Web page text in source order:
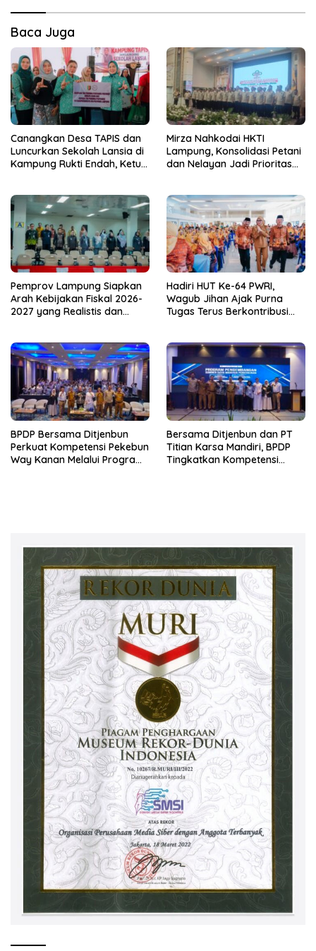
Baca Juga
Canangkan Desa TAPIS dan
Luncurkan Sekolah Lansia di
Kampung Rukti Endah, Ketua
dari Desa
Mirza Nahkodai HKTI
Lampung, Konsolidasi Petani
dan Nelayan Jadi Prioritas
Pemprov Lampung Siapkan
Arah Kebijakan Fiskal 2026-
2027 yang Realistis dan
Hadiri HUT Ke-64 PWRI,
Wagub Jihan Ajak Purna
Tugas Terus Berkontribusi
BPDP Bersama Ditjenbun
Perkuat Kompetensi Pekebun
Way Kanan Melalui Program
Bersama Ditjenbun dan PT
Titian Karsa Mandiri, BPDP
Tingkatkan Kompetensi